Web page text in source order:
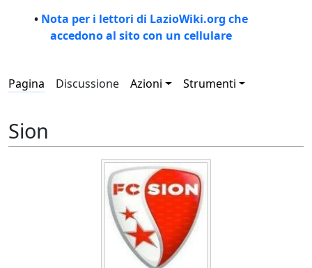
• Nota per i lettori di LazioWiki.org che
accedono al sito con un cellulare
Pagina Discussione Azioni Strumenti
Sion